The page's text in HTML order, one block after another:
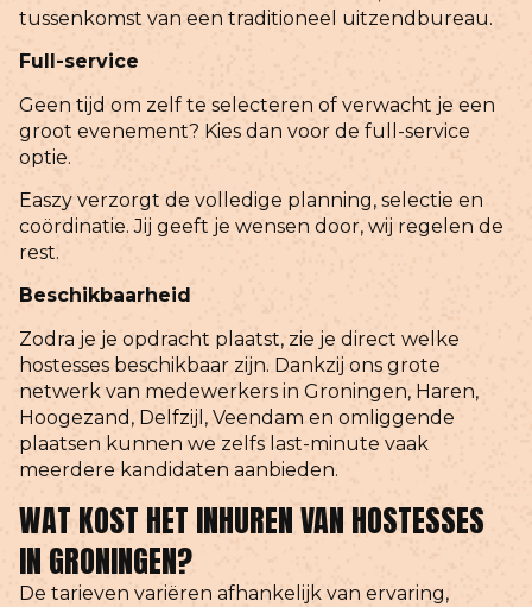
tussenkomst van een traditioneel uitzendbureau.
Full-service
Geen tijd om zelf te selecteren of verwacht je een
groot evenement? Kies dan voor de full-service
optie.
Easzy verzorgt de volledige planning, selectie en
coördinatie. Jij geeft je wensen door, wij regelen de
rest.
Beschikbaarheid
Zodra je je opdracht plaatst, zie je direct welke
hostesses beschikbaar zijn. Dankzij ons grote
netwerk van medewerkers in Groningen, Haren,
Hoogezand, Delfzijl, Veendam en omliggende
plaatsen kunnen we zelfs last-minute vaak
meerdere kandidaten aanbieden.
WAT KOST HET INHUREN VAN HOSTESSES
IN GRONINGEN?
De tarieven variëren afhankelijk van ervaring,